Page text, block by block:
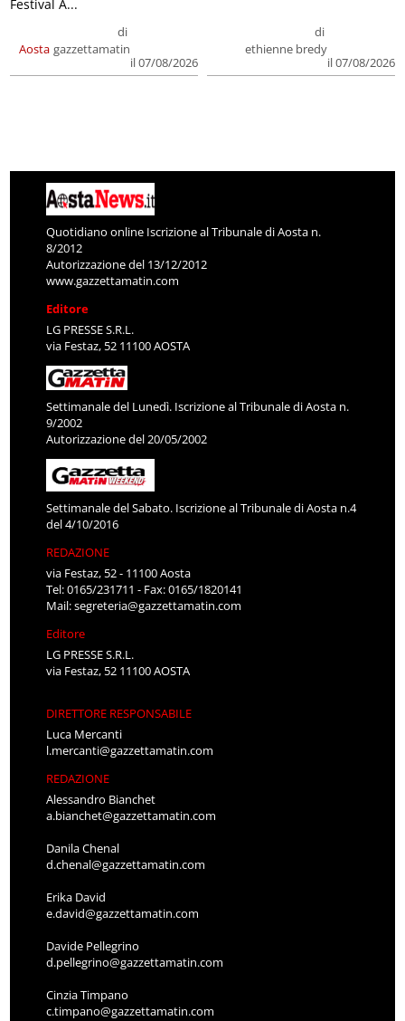
Aosta
di
gazzettamatin
il 07/08/2026
Festival A...
di
ethienne bredy
il 07/08/2026
Quotidiano online Iscrizione al Tribunale di Aosta n.
8/2012
Autorizzazione del 13/12/2012
www.gazzettamatin.com
Editore
LG PRESSE S.R.L.
via Festaz, 52 11100 AOSTA
Settimanale del Lunedì. Iscrizione al Tribunale di Aosta n.
9/2002
Autorizzazione del 20/05/2002
Settimanale del Sabato. Iscrizione al Tribunale di Aosta n.4
del 4/10/2016
REDAZIONE
via Festaz, 52 - 11100 Aosta
Tel: 0165/231711 - Fax: 0165/1820141
Mail:segreteria@gazzettamatin.com
Editore
LG PRESSE S.R.L.
via Festaz, 52 11100 AOSTA
DIRETTORE RESPONSABILE
Luca Mercanti
l.mercanti@gazzettamatin.com
REDAZIONE
Alessandro Bianchet
a.bianchet@gazzettamatin.com
Danila Chenal
d.chenal@gazzettamatin.com
Erika David
e.david@gazzettamatin.com
Davide Pellegrino
d.pellegrino@gazzettamatin.com
Cinzia Timpano
c.timpano@gazzettamatin.com